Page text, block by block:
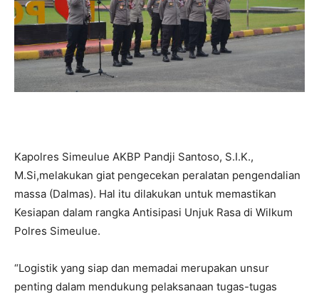
Kapolres Simeulue AKBP Pandji Santoso, S.I.K.,
M.Si,melakukan giat pengecekan peralatan pengendalian
massa (Dalmas). Hal itu dilakukan untuk memastikan
Kesiapan dalam rangka Antisipasi Unjuk Rasa di Wilkum
Polres Simeulue.
“Logistik yang siap dan memadai merupakan unsur
penting dalam mendukung pelaksanaan tugas-tugas